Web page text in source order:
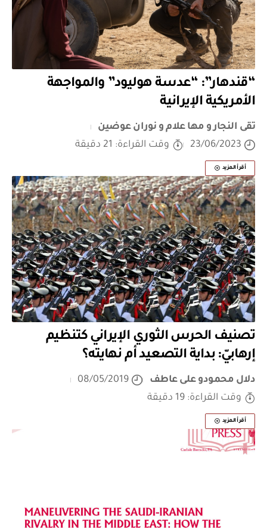
“قندهار”: “عدسة هوليود” والمواجهة
الأمريكية الإيرانية
تقى النجار و مها علام و نوران عوضين
23/06/2023
وقت القراءة: 21 دقيقة
أقرأ المزيد
تصنيف الحرس الثوري الإيراني كتنظيم
إرهابيّ: بداية التصعيد أم نهايته؟
دلال محمودو على عاطف
08/05/2019
وقت القراءة: 19 دقيقة
أقرأ المزيد